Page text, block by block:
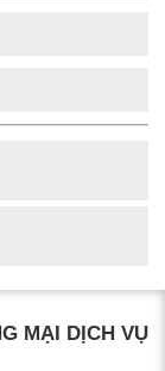
MẠI DỊCH VỤ